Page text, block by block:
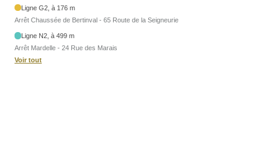
Ligne G2, à 176 m
Arrêt Chaussée de Bertinval - 65 Route de la Seigneurie
Ligne N2, à 499 m
Arrêt Mardelle - 24 Rue des Marais
Voir tout